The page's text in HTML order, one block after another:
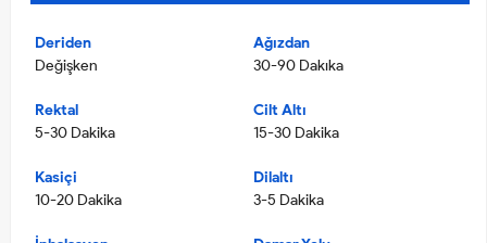
Deriden
Değişken
Ağızdan
30-90 Dakıka
Rektal
5-30 Dakika
Cilt Altı
15-30 Dakika
Kasiçi
10-20 Dakika
Dilaltı
3-5 Dakika